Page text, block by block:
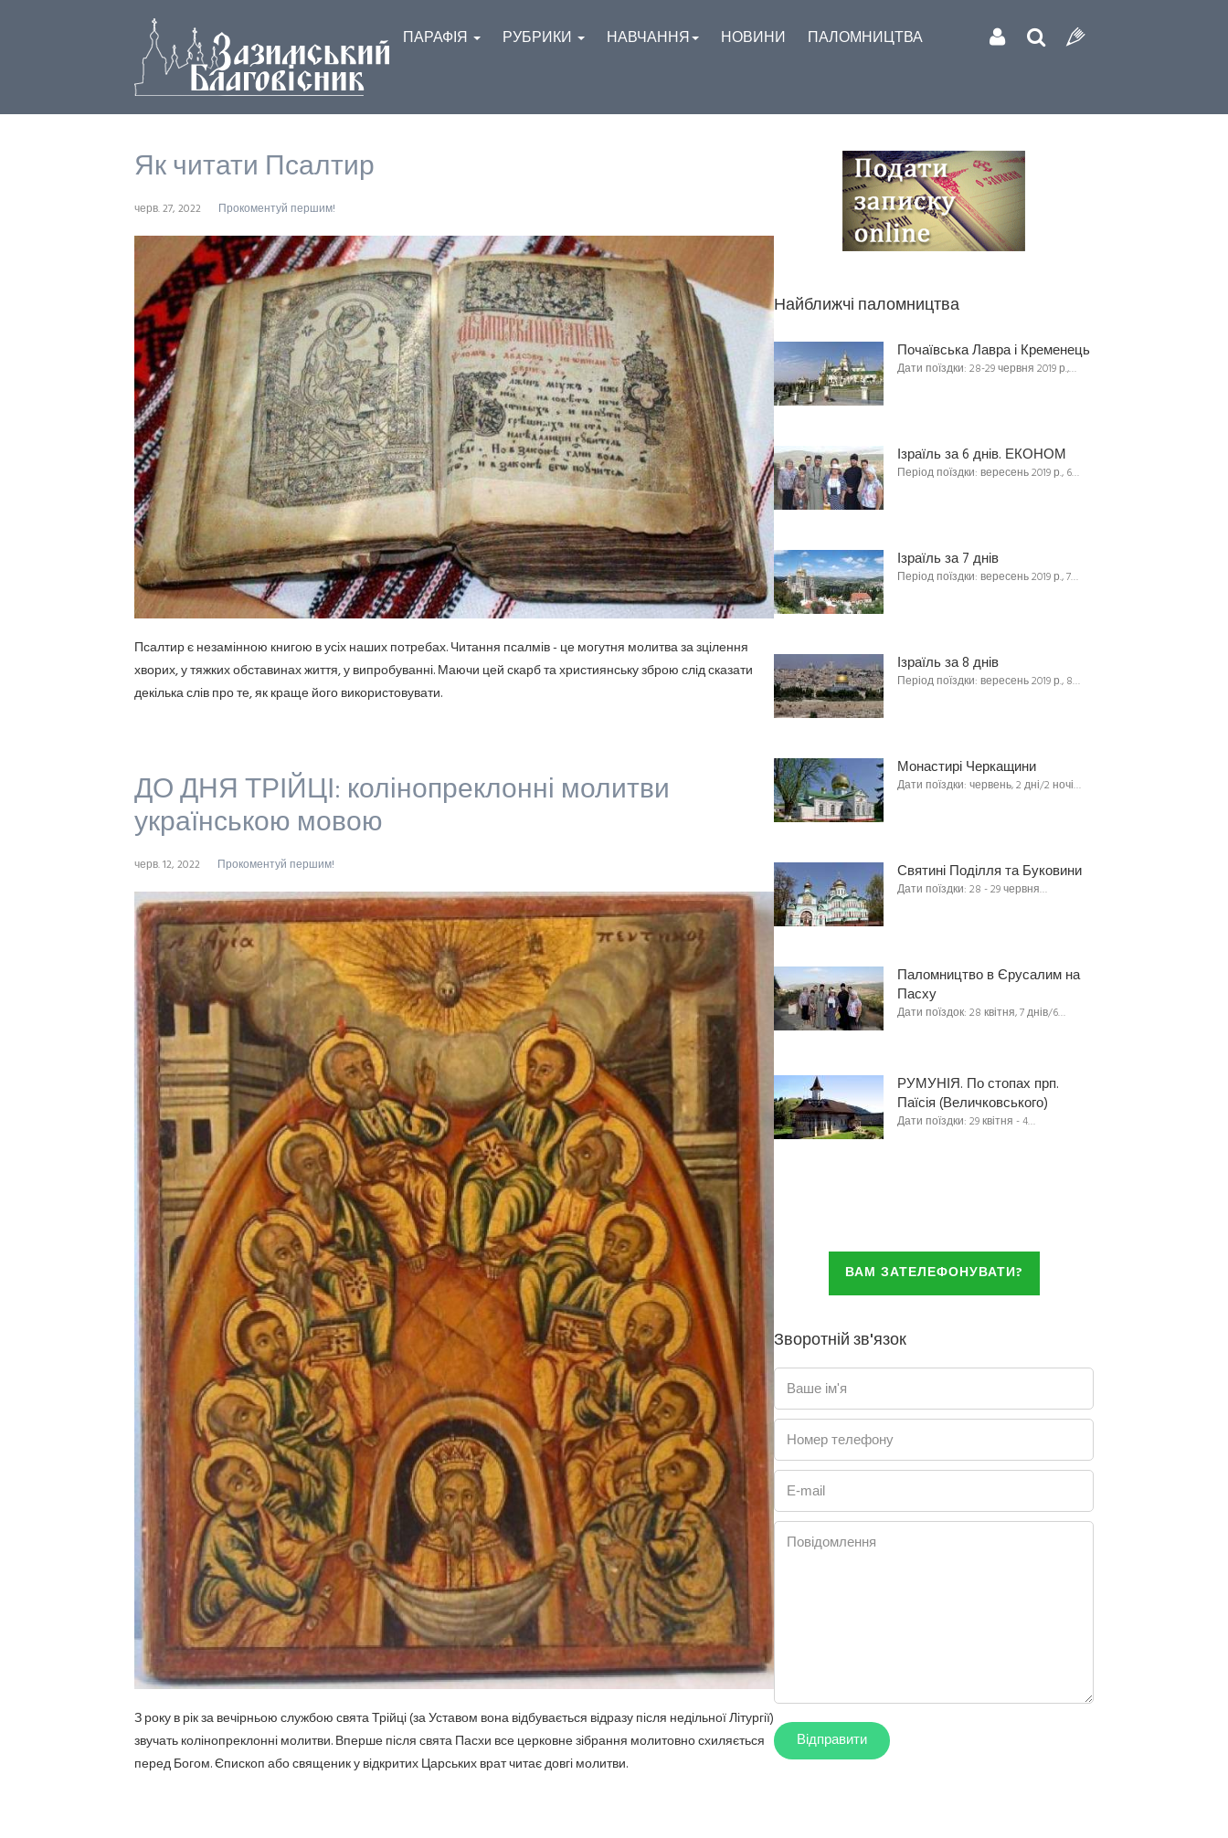
ПАРАФІЯ РУБРИКИ НАВЧАННЯ НОВИНИ ПАЛОМНИЦТВА
Як читати Псалтир
черв. 27, 2022 Прокоментуй першим!
Псалтир є незамінною книгою в усіх наших потребах. Читання псалмів - це могутня молитва за зцілення
хворих, у тяжких обставинах життя, у випробуванні. Маючи цей скарб та християнську зброю слід сказати
декілька слів про те, як краще його використовувати.
ДО ДНЯ ТРІЙЦІ: колінопреклонні молитви
українською мовою
черв. 12, 2022 Прокоментуй першим!
З року в рік за вечірньою службою свята Трійці (за Уставом вона відбувається відразу після недільної Літургії)
звучать колінопреклонні молитви. Вперше після свята Пасхи все церковне зібрання молитовно схиляється
перед Богом. Єпископ або священик у відкритих Царських врат читає довгі молитви.
Найближчі паломництва
Почаївська Лавра і Кременець
Дати поїздки: 28-29 червня 2019 р.,…
Ізраїль за 6 днів. ЕКОНОМ
Період поїздки: вересень 2019 р., 6…
Ізраїль за 7 днів
Період поїздки: вересень 2019 р., 7…
Ізраїль за 8 днів
Період поїздки: вересень 2019 р., 8…
Монастирі Черкащини
Дати поїздки: червень, 2 дні/2 ночі…
Святині Поділля та Буковини
Дати поїздки: 28 - 29 червня…
Паломництво в Єрусалим на
Пасху
Дати поїздок: 28 квітня, 7 днів/6…
РУМУНІЯ. По стопах прп.
Паїсія (Величковського)
Дати поїздки: 29 квітня - 4…
ВАМ ЗАТЕЛЕФОНУВАТИ?
Зворотній зв'язок
Ваше ім'я
Номер телефону
E-mail
Повідомлення